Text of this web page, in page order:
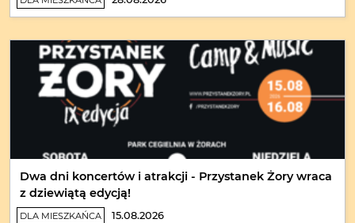
Dwa dni koncertów i atrakcji - Przystanek Żory wraca
z dziewiątą edycją!
DLA MIESZKAŃCA 15.08.2026